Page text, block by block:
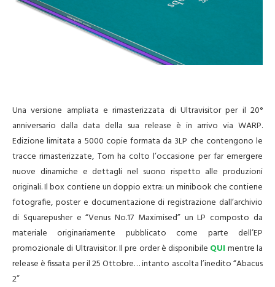
Una versione ampliata e rimasterizzata di Ultravisitor per il 20°
anniversario dalla data della sua release è in arrivo via WARP.
Edizione limitata a 5000 copie formata da 3LP che contengono le
tracce rimasterizzate, Tom ha colto l’occasione per far emergere
nuove dinamiche e dettagli nel suono rispetto alle produzioni
originali. Il box contiene un doppio extra: un minibook che contiene
fotografie, poster e documentazione di registrazione dall’archivio
di Squarepusher e “Venus No.17 Maximised” un LP composto da
materiale originariamente pubblicato come parte dell’EP
promozionale di Ultravisitor. Il pre order è disponibile QUImentre la
release è fissata per il 25 Ottobre… intanto ascolta l’inedito “Abacus
2”